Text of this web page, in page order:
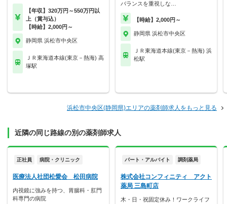
【年収】320万円～550万円以
上（賞与込）
【時給】2,000円～
静岡県 浜松市中央区
ＪＲ東海道本線(東京－熱海) 高
塚駅
バランスを重視しな…
【時給】2,000円～
静岡県 浜松市中央区
ＪＲ東海道本線(東京－熱海) 浜
松駅
浜松市中央区(静岡県)エリアの薬剤師求人をもっと見る
近隣の同じ路線の別の薬剤師求人
正社員 病院・クリニック
医療法人社団松愛会 松田病院
内視鏡に強みを持つ、胃腸科・肛門
科専門の病院
パート・アルバイト 調剤薬局
株式会社コンフィニティ アクト
薬局 三島町店
木・日・祝固定休み！ワークライフ